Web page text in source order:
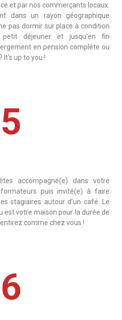
et par nos commerçants locaux.
dans un rayon géographique
pas dormir sur place à condition
déjeuner et jusqu’en fin
en pension complète ou
up to you !
5
accompagné(e) dans votre
puis invité(e) à faire
stagiaires autour d’un café. Le
est votre maison pour la durée de
comme chez vous !
6